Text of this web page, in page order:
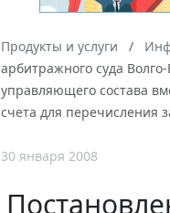
Продукты и услуги
арбитражного суда
управляющего состава
счета для перечисления
30 января 2008